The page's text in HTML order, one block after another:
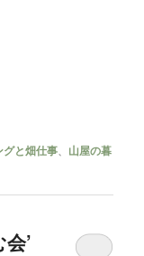
グと畑仕事、 山屋の暮
’